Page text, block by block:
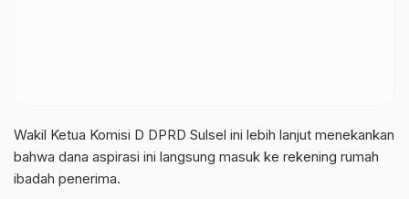
Wakil Ketua Komisi D DPRD Sulsel ini lebih lanjut menekankan
bahwa dana aspirasi ini langsung masuk ke rekening rumah
ibadah penerima.